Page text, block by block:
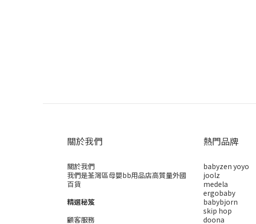
關於我們
關於我們
我們是荃灣區母嬰bb用品店高質量外國
百貨
精選秘笈
顧客服務
熱門品牌
babyzen yoyo
joolz
medela
ergobaby
babybjorn
skip hop
doona